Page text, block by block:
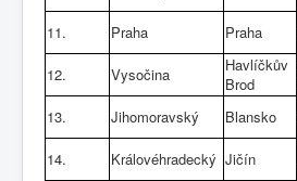
11.
Praha Praha
12.
Vysočina
Havlíčkův
Brod
13.
Jihomoravský Blansko
14.
Královéhradecký Jičín